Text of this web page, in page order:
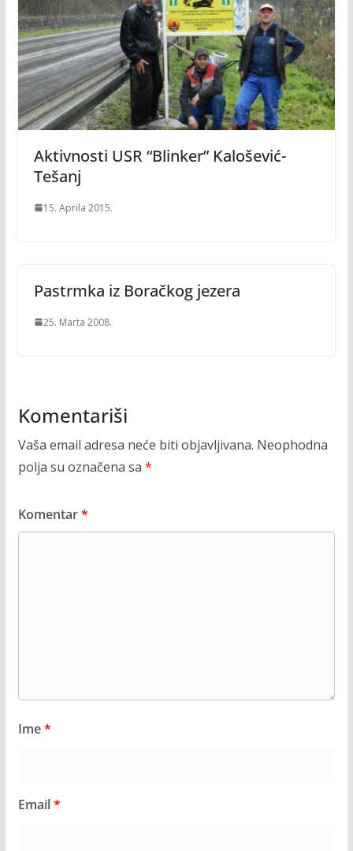
Aktivnosti USR “Blinker” Kalošević-
Tešanj
15. Aprila 2015.
Pastrmka iz Boračkog jezera
25. Marta 2008.
Komentariši
Vaša email adresa neće biti objavljivana. Neophodna
polja su označena sa *
Komentar*
Ime*
Email*